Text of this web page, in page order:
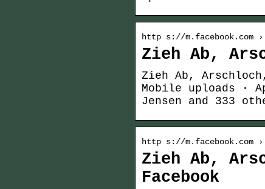
http s://m.facebook.com
Zieh Ab,
Zieh Ab,
Mobile uploads ·
Jensen and 333
http s://m.facebook.com
Zieh Ab,
Facebook